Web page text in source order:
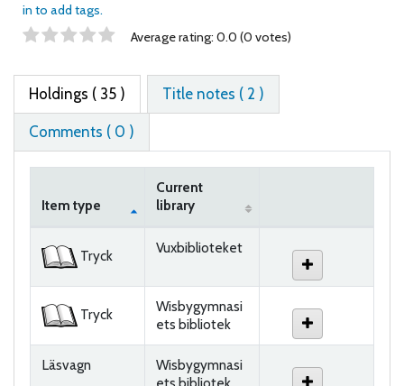
in to add tags.
Star ratings Average rating: 0.0 (0 votes)
Holdings ( 35 ) Title notes ( 2 )
Comments ( 0 )
Item type
Current
library
Tryck Vuxbiblioteket
Tryck
Wisbygymnasi
ets bibliotek
Läsvagn
Wisbygymnasi